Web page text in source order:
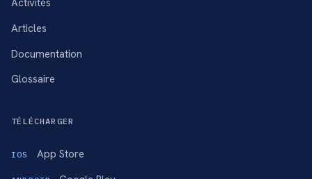
Activités
Articles
Documentation
Glossaire
TÉLÉCHARGER
IOS App Store